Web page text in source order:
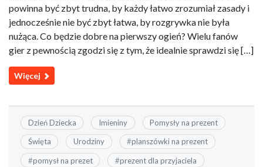
powinna być zbyt trudna, by każdy łatwo zrozumiał zasady i
jednocześnie nie być zbyt łatwa, by rozgrywka nie była
nużąca. Co będzie dobre na pierwszy ogień? Wielu fanów
gier z pewnością zgodzi się z tym, że idealnie sprawdzi się […]
Więcej
Dzień Dziecka Imieniny Pomysły na prezent
Święta Urodziny #planszówki na prezent
#pomysł na prezet #prezent dla przyjaciela